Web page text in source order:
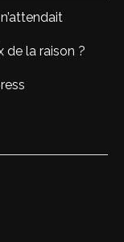
de la raison ?